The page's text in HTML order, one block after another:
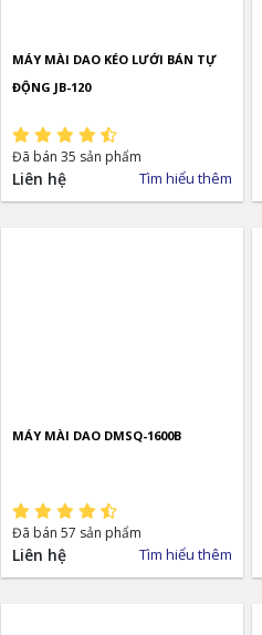
MÁY MÀI DAO KÉO LƯỚI BÁN TỰ
ĐỘNG JB-120
Đã bán 35 sản phẩm
Liên hệ Tìm hiểu thêm
MÁY MÀI DAO DMSQ-1600B
Đã bán 57 sản phẩm
Liên hệ Tìm hiểu thêm